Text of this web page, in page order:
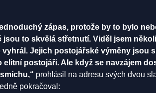
zápas, protože by to bylo
jsou to skvělá střetnutí. Viděl jsem
Jejich postojářské výměny jsou
postojáři. Ale když se navzájem
prohlásil na adresu svých dvou
pokračoval: